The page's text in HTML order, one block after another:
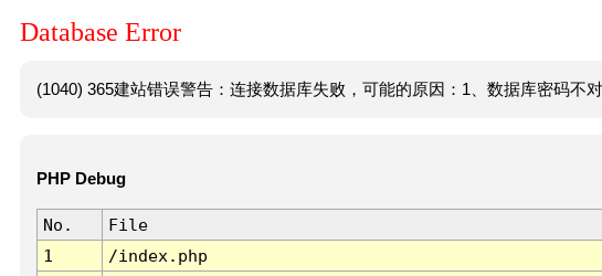
Database Error
(1040) 365建站错误警告：连接数据库失败，可能的原因：1、数据库密码不
PHP Debug
No. File
1
/index.php